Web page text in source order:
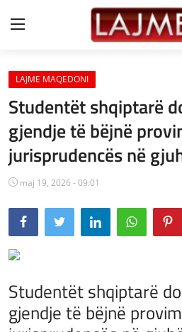
Shtëpi
LAJME MAQEDONI
SHQIPERI
KOSOVA
LAJME NGA BOTA
SHOWBIZ
SHENDETI
LAJME MAQEDONI
Studentët shqiptarë
gjendje të bëjnë
jurisprudencës në
maj 19, 2026 - 09:01
Studentët shqiptarë
gjendje të bëjnë